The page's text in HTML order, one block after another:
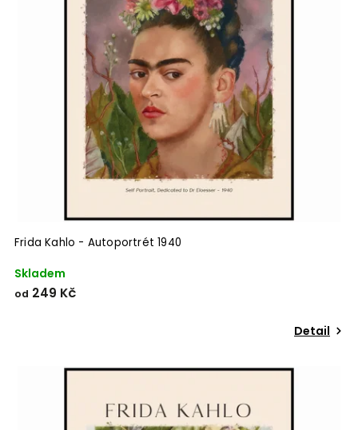
Frida Kahlo - Autoportrét 1940
Skladem
od 249 Kč
Detail